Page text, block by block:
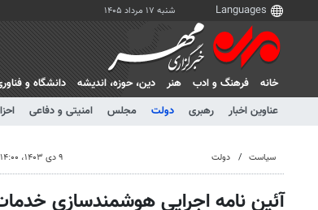
شنبه ۱۷ مرداد ۱۴۰۵
خانه فرهنگ و ادب هنر دين، حوزه، انديشه دانشگاه و
عناوین اخبار
رهبری دولت مجلس امنیتی و دفاعی
سیاست دولت ۹ دی ۱۴۰۳، ۱۴:۰۰
آئین نامه اجرایی هوشمندسازی